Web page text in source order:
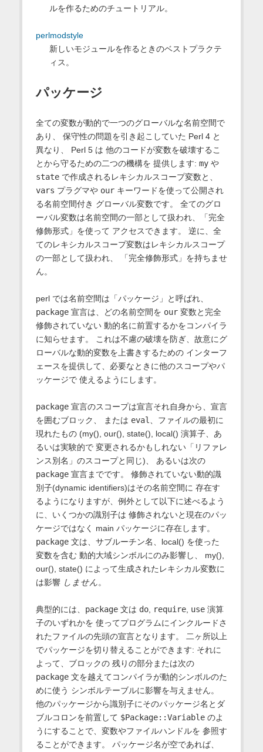
ルを作るためのチュートリアル。
perlmodstyle
新しいモジュールを作るときのベストプラクテ
ィス。
パッケージ
全ての変数が動的で一つのグローバルな名前空間で
あり、 保守性の問題を引き起こしていた Perl 4 と
異なり、 Perl 5 は 他のコードが変数を破壊するこ
とから守るための二つの機構を 提供します: myや
stateで作成されるレキシカルスコープ変数と、
vars プラグマや ourキーワードを使って公開され
る名前空間付き グローバル変数です。 全てのグロ
ーバル変数は名前空間の一部として扱われ、「完全
修飾形式」を使って アクセスできます。 逆に、全
てのレキシカルスコープ変数はレキシカルスコープ
の一部として扱われ、 「完全修飾形式」を持ちませ
ん。
perl では名前空間は「パッケージ」と呼ばれ、
package宣言は、どの名前空間を our変数と完全
修飾されていない 動的名に前置するかをコンパイラ
に知らせます。 これは不慮の破壊を防ぎ、故意にグ
ローバルな動的変数を上書きするための インターフ
ェースを提供して、必要なときに他のスコープやパ
ッケージで 使えるようにします。
package宣言のスコープは宣言それ自身から、宣言
を囲むブロック、 または eval
、ファイルの最初に
現れたもの (my(), our(), state(), local() 演算子、あ
るいは実験的で 変更されるかもしれない「リファレ
ンス別名」のスコープと同じ)、 あるいは次の
package宣言までです。 修飾されていない動的識
別子(dynamic identifiers)はその名前空間に 存在す
るようになりますが、例外として以下に述べるよう
に、いくつかの識別子は 修飾されないと現在のパッ
ケージではなく main パッケージに存在します。
package文は、サブルーチン名、local() を使った
変数を含む 動的大域シンボルにのみ影響し、 my(),
our(), state() によって生成されたレキシカル変数に
は影響 しません。
典型的には、 package文は do, require, use演算
子のいずれかを 使ってプログラムにインクルードさ
れたファイルの先頭の宣言となります。 二ヶ所以上
でパッケージを切り替えることができます: それに
よって、ブロックの 残りの部分または次の
package文を越えてコンパイラが動的シンボルのた
めに使う シンボルテーブルに影響を与えません。
他のパッケージから識別子にそのパッケージ名とダ
ブルコロンを前置して $Package::Variableのよ
うにすることで、変数やファイルハンドルを 参照す
ることができます。 パッケージ名が空であれば、